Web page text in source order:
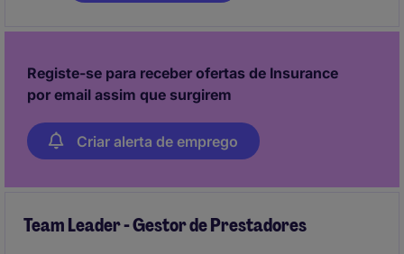
Registe-se para receber ofertas de Insurance
por email assim que surgirem
Criar alerta de emprego
Team Leader - Gestor de Prestadores